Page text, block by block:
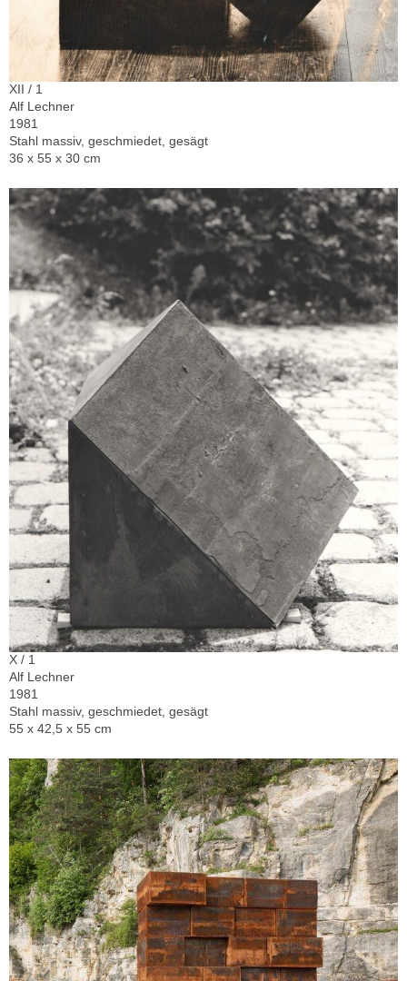
XII / 1
Alf Lechner
1981
Stahl massiv, geschmiedet, gesägt
36 x 55 x 30 cm
X / 1
Alf Lechner
1981
Stahl massiv, geschmiedet, gesägt
55 x 42,5 x 55 cm